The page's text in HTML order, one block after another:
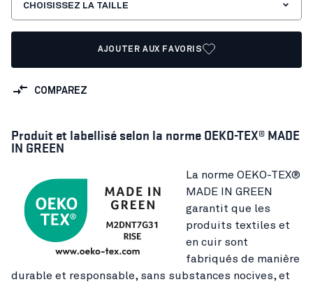
CHOISISSEZ LA TAILLE
AJOUTER AUX FAVORIS
COMPAREZ
Produit et labellisé selon la norme OEKO-TEX® MADE
IN GREEN
La norme OEKO-TEX®
MADE IN GREEN
garantit que les
produits textiles et
en cuir sont
fabriqués de manière
durable et responsable, sans substances nocives, et